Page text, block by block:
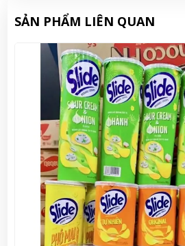
SẢN PHẨM LIÊN QUAN